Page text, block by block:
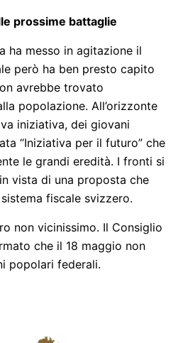
prossime battaglie
ha messo in agitazione il
però ha ben presto capito
avrebbe trovato
popolazione. All’orizzonte
iniziativa, dei giovani
“Iniziativa per il futuro” che
le grandi eredità. I fronti si
vista di una proposta che
fiscale svizzero.
non vicinissimo. Il Consiglio
che il 18 maggio non
popolari federali.